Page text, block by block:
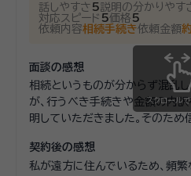
話しやすさ 5説明の分かりやす
対応スピード 5価格 5
依頼内容相続手続き依頼金額
面談の感想
相続というものが分からず混乱し
が、行うべき手続きや金額の内
明していただきました。そのため
契約後の感想
私が遠方に住んでいるため、頻繁
スクロール